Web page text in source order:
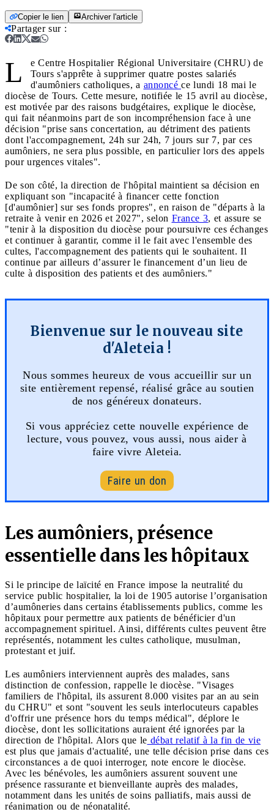
Copier le lien Archiver l'article
Partager sur:
L
e Centre Hospitalier Régional Universitaire (CHRU) de
Tours s'apprête à supprimer quatre postes salariés
d'aumôniers catholiques, a annoncé ce lundi 18 mai le
diocèse de Tours. Cette mesure, notifiée le 15 avril au diocèse,
est motivée par des raisons budgétaires, explique le diocèse,
qui fait néanmoins part de son incompréhension face à une
décision "prise sans concertation, au détriment des patients
dont l'accompagnement, 24h sur 24h, 7 jours sur 7, par ces
aumôniers, ne sera plus possible, en particulier lors des appels
pour urgences vitales".
De son côté, la direction de l'hôpital maintient sa décision en
expliquant son "incapacité à financer cette fonction
[d'aumônier] sur ses fonds propres", en raison de "départs à la
retraite à venir en 2026 et 2027", selon France 3, et assure se
"tenir à la disposition du diocèse pour poursuivre ces échanges
et continuer à garantir, comme il le fait avec l'ensemble des
cultes, l'accompagnement des patients qui le souhaitent. Il
continue par ailleurs d’assurer le financement d’un lieu de
culte à disposition des patients et des aumôniers."
Bienvenue sur le nouveau site
d'Aleteia !
Nous sommes heureux de vous accueillir sur un
site entièrement repensé, réalisé grâce au soutien
de nos généreux donateurs.
Si vous appréciez cette nouvelle expérience de
lecture, vous pouvez, vous aussi, nous aider à
faire vivre Aleteia.
Faire un don
Les aumôniers, présence
essentielle dans les hôpitaux
Si le principe de laïcité en France impose la neutralité du
service public hospitalier, la loi de 1905 autorise l’organisation
d’aumôneries dans certains établissements publics, comme les
hôpitaux pour permettre aux patients de bénéficier d'un
accompagnement spirituel. Ainsi, différents cultes peuvent être
représentés, notamment les cultes catholique, musulman,
protestant et juif.
Les aumôniers interviennent auprès des malades, sans
distinction de confession, rappelle le diocèse. "Visages
familiers de l'hôpital, ils assurent 8.000 visites par an au sein
du CHRU" et sont "souvent les seuls interlocuteurs capables
d'offrir une présence hors du temps médical", déplore le
diocèse, dont les sollicitations auraient été ignorées par la
direction de l'hôpital. Alors que le débat relatif à la fin de vie
est plus que jamais d'actualité, une telle décision prise dans ces
circonstances a de quoi interroger, note encore le diocèse.
Avec les bénévoles, les aumôniers assurent souvent une
présence rassurante et bienveillante auprès des malades,
notamment dans les unités de soins palliatifs, mais aussi de
réanimation ou de néonatalité.